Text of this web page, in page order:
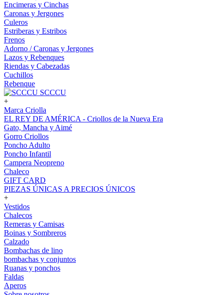
Encimeras y Cinchas
Caronas y Jergones
Culeros
Estriberas y Estribos
Frenos
Adorno / Caronas y Jergones
Lazos y Rebenques
Riendas y Cabezadas
Cuchillos
Rebenque
SCCCU
+
Marca Criolla
EL REY DE AMÉRICA - Criollos de la Nueva Era
Gato, Mancha y Aimé
Gorro Criollos
Poncho Adulto
Poncho Infantil
Campera Neopreno
Chaleco
GIFT CARD
PIEZAS ÚNICAS A PRECIOS ÚNICOS
+
Vestidos
Chalecos
Remeras y Camisas
Boinas y Sombreros
Calzado
Bombachas de lino
bombachas y conjuntos
Ruanas y ponchos
Faldas
Aperos